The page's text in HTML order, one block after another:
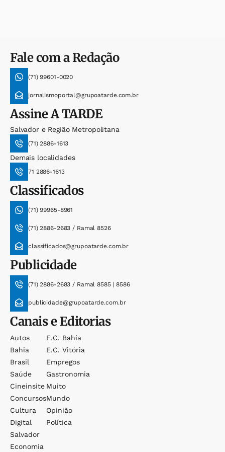
Fale com a Redação
(71) 99601-0020
jornalismoportal@grupoatarde.com.br
AssineA TARDE
Salvador e Região Metropolitana
(71) 2886-1613
Demais localidades
71 2886-1613
Classificados
(71) 99965-8961
(71) 2886-2683 / Ramal 8526
classificados@grupoatarde.com.br
Publicidade
(71) 2886-2683 / Ramal 8585 | 8586
publicidade@grupoatarde.com.br
Canais e Editorias
Autos
Bahia
Brasil
Saúde
Cineinsite
Concursos
Cultura
Digital
Salvador
Economia
E.c. Bahia
E.c. Vitória
Empregos
Gastronomia
Muito
Mundo
Opinião
Política